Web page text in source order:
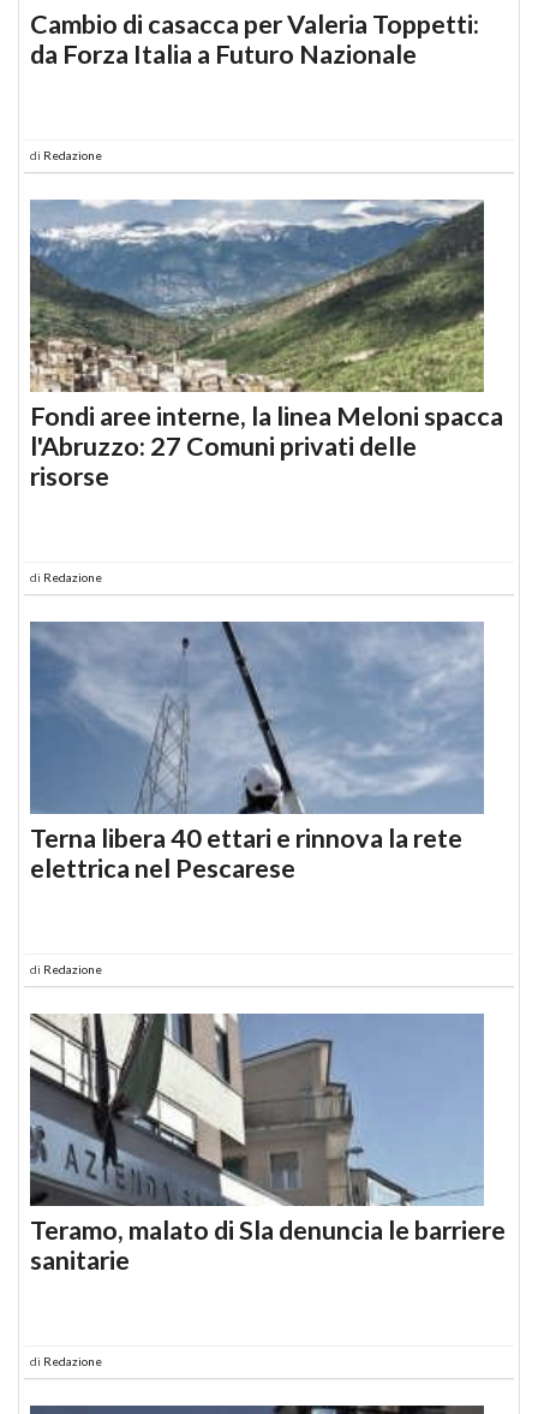
Cambio di casacca per Valeria Toppetti:
da Forza Italia a Futuro Nazionale
di Redazione
Fondi aree interne, la linea Meloni spacca
l'Abruzzo: 27 Comuni privati delle
risorse
di Redazione
Terna libera 40 ettari e rinnova la rete
elettrica nel Pescarese
di Redazione
Teramo, malato di Sla denuncia le barriere
sanitarie
di Redazione